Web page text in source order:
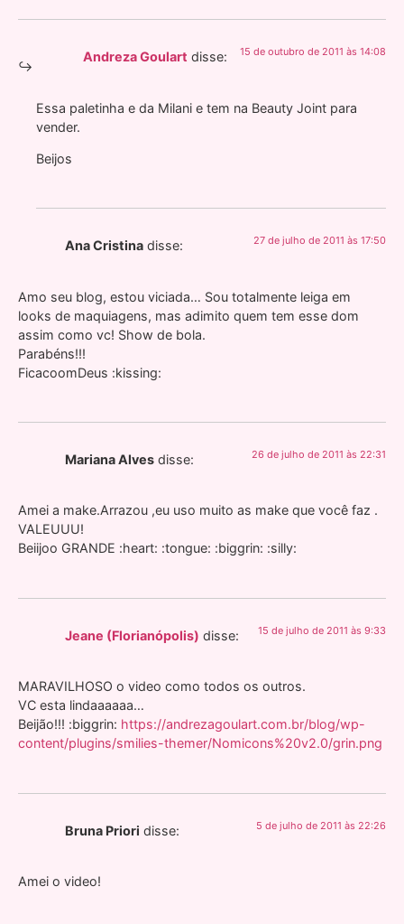
Andreza Goulart disse: 15 de outubro de 2011 às 14:08
Essa paletinha e da Milani e tem na Beauty Joint para
vender.
Beijos
Ana Cristina disse: 27 de julho de 2011 às 17:50
Amo seu blog, estou viciada… Sou totalmente leiga em
looks de maquiagens, mas adimito quem tem esse dom
assim como vc! Show de bola.
Parabéns!!!
FicacoomDeus :kissing:
Mariana Alves disse: 26 de julho de 2011 às 22:31
Amei a make.Arrazou ,eu uso muito as make que você faz .
VALEUUU!
Beiijoo GRANDE :heart: :tongue: :biggrin: :silly:
Jeane (Florianópolis) disse: 15 de julho de 2011 às 9:33
MARAVILHOSO o video como todos os outros.
VC esta lindaaaaaa…
Beijão!!! :biggrin: https://andrezagoulart.com.br/blog/wp-
content/plugins/smilies-themer/Nomicons%20v2.0/grin.png
Bruna Priori disse: 5 de julho de 2011 às 22:26
Amei o video!